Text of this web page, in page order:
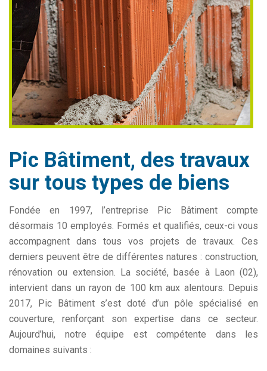
Pic Bâtiment, des travaux
sur tous types de biens
Fondée en 1997, l’entreprise Pic Bâtiment compte
désormais 10 employés. Formés et qualifiés, ceux-ci vous
accompagnent dans tous vos projets de travaux. Ces
derniers peuvent être de différentes natures : construction,
rénovation ou extension. La société, basée à Laon (02),
intervient dans un rayon de 100 km aux alentours. Depuis
2017, Pic Bâtiment s’est doté d’un pôle spécialisé en
couverture, renforçant son expertise dans ce secteur.
Aujourd’hui, notre équipe est compétente dans les
domaines suivants :